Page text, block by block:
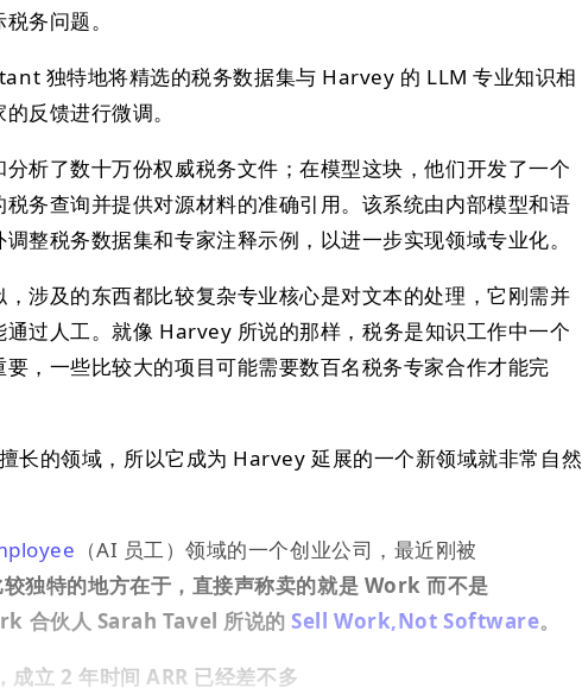
务问题。
独特地将精选的税务数据集与 Harvey 的 LLM 专业知识相
反馈进行微调。
析了数十万份权威税务文件；在模型这块，他们开发了一个
务查询并提供对源材料的准确引用。该系统由内部模型和语
整税务数据集和专家注释示例，以进一步实现领域专业化。
涉及的东西都比较复杂专业核心是对文本的处理，它刚需并
通过人工。就像 Harvey 所说的那样，税务是知识工作中一个
，一些比较大的项目可能需要数百名税务专家合作才能完
长的领域，所以它成为 Harvey 延展的一个新领域就非常自然
（AI 员工）领域的一个创业公司，最近刚被
较独特的地方在于，直接声称卖的就是 Work 而不是
合伙人 Sarah Tavel 所说的 Sell Work,Not Software。
成立 2 年时间 ARR 已经差不多